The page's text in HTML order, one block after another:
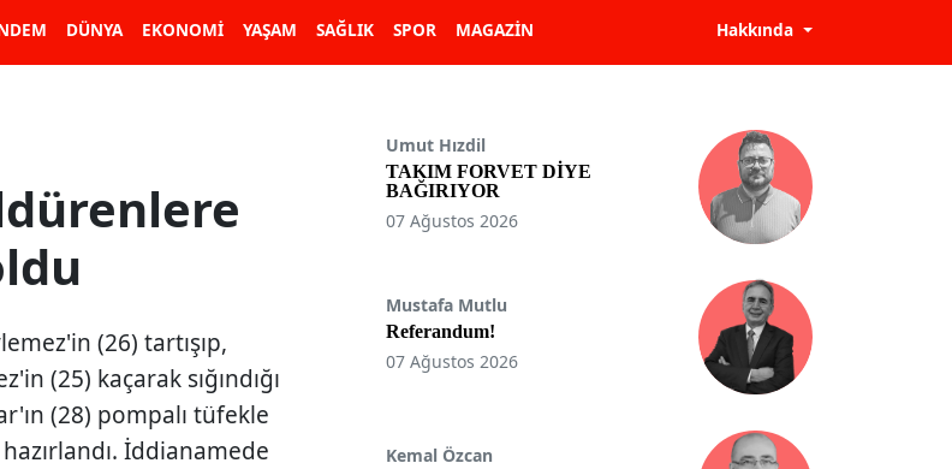
DÜNYA EKONOMİ YAŞAM SAĞLIK SPOR MAGAZİN Hakkında
(26) tartışıp,
(25) kaçarak sığındığı
(28) pompalı tüfekle
İddianamede
Umut Hızdil
TAKIM FORVET DİYE
BAĞIRIYOR
07 Ağustos 2026
Mustafa Mutlu
Referandum!
07 Ağustos 2026
Kemal Özcan